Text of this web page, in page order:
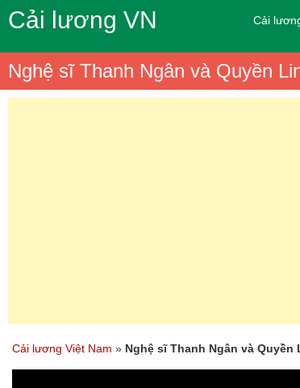
Cải lương VN Cải
Nghệ sĩ Thanh Ngân và Quyền
Cải lương Việt Nam » Nghệ sĩ Thanh Ngân và